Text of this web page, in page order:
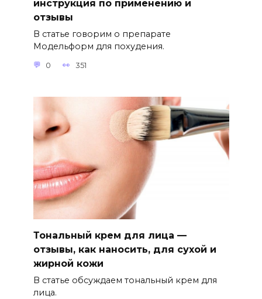
инструкция по применению и
отзывы
В статье говорим о препарате
Модельформ для похудения.
0 351
Тональный крем для лица —
отзывы, как наносить, для сухой и
жирной кожи
В статье обсуждаем тональный крем для
лица.